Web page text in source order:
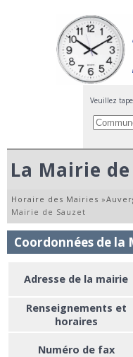
Veuillez
La Mairie
Horaire des Mairies »
Mairie de Sauzet
Coordonnées de la
Adresse de la mairie
Renseignements et
horaires
Numéro de fax